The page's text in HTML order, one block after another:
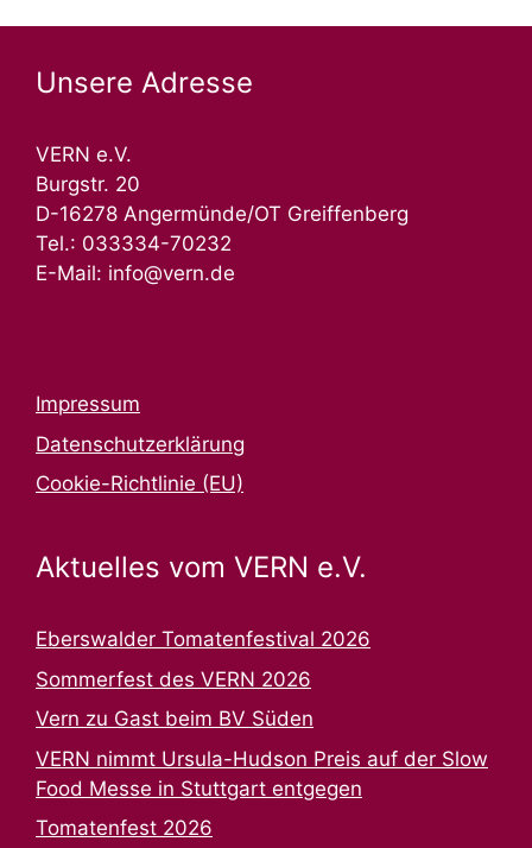
Unsere Adresse
VERN e.V.
Burgstr. 20
D-16278 Angermünde/OT Greiffenberg
Tel.: 033334-70232
E-Mail: info@vern.de
Impressum
Datenschutzerklärung
Cookie-Richtlinie (EU)
Aktuelles vom VERN e.V.
Eberswalder Tomatenfestival 2026
Sommerfest des VERN 2026
Vern zu Gast beim BV Süden
VERN nimmt Ursula-Hudson Preis auf der Slow
Food Messe in Stuttgart entgegen
Tomatenfest 2026